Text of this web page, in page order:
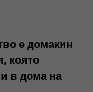
е домакин
която
в дома на